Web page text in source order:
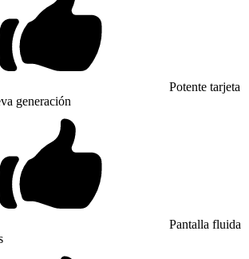
Potente tarjeta
generación
Pantalla fluida